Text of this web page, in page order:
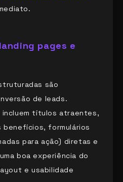
pages e
são
de leads.
incluem títulos atraentes,
benefícios, formulários
para ação) diretas e
boa experiência do
e usabilidade